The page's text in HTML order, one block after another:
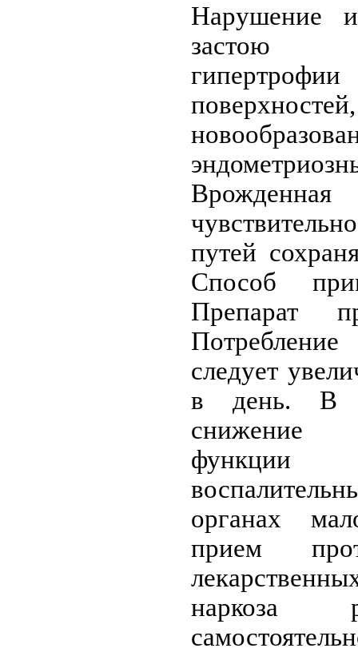
Нарушение
застою
путей
Способ
Препарат
следует
в день. В
снижение
органах
прием
наркоза